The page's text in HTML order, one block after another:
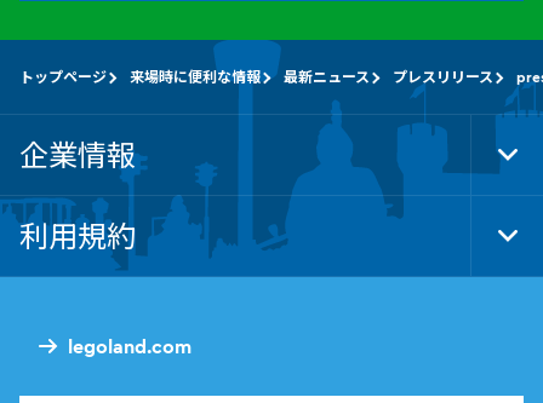
legoland.com
トップページ 来場時に便利な情報 最新ニュース プレスリリース
企業情報
利用規約